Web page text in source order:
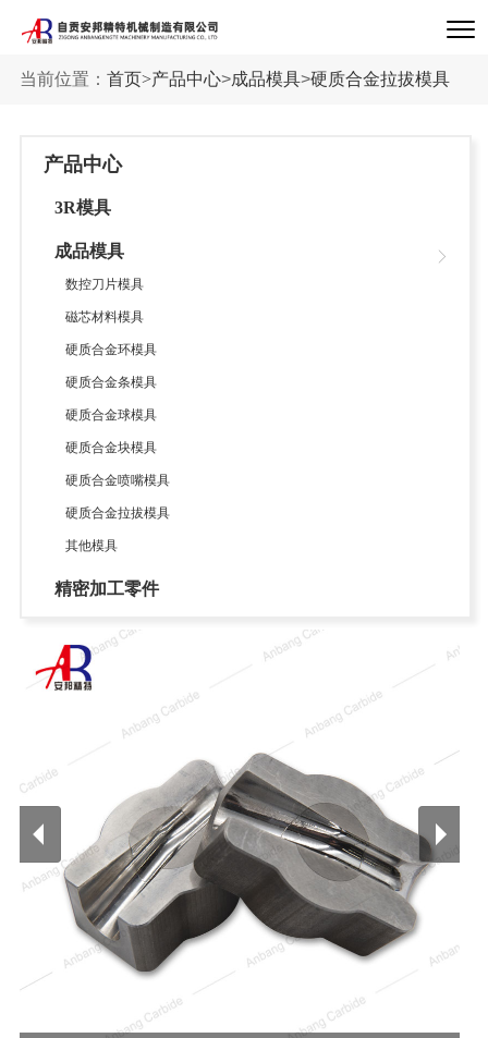
当前位置： 首页>产品中心>成品模具>硬质合金拉拔模具
产品中心
3R模具
成品模具
数控刀片模具
磁芯材料模具
硬质合金环模具
硬质合金条模具
硬质合金球模具
硬质合金块模具
硬质合金喷嘴模具
硬质合金拉拔模具
其他模具
精密加工零件